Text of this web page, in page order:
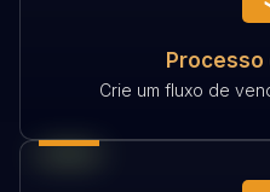
Processo
Crie um fluxo de